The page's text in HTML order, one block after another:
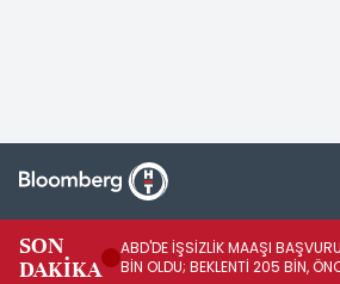
SON
DAKİKA
ABD'DE İŞSİZLİK MAAŞI
BİN OLDU; BEKLENTİ 205 BİN,